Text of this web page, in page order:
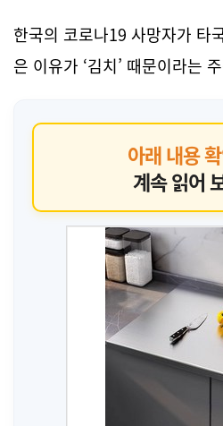
한국의 코로나19 사망자가 타
은 이유가 ‘김치’ 때문이라는
아래 내용
계속 읽어